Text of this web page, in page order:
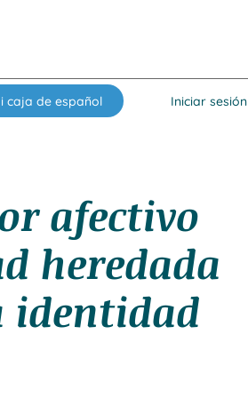
caja de español Iniciar sesión
afectivo
heredada
identidad